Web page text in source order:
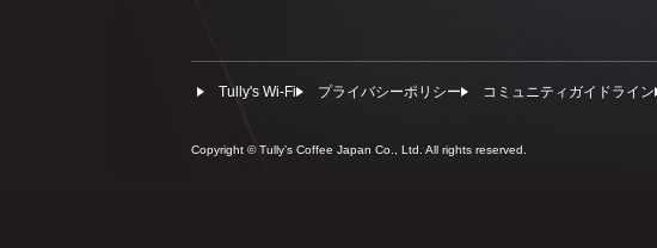
Tully's Wi-Fi プライバシーポリシー コミュニティガイドライン
Copyright © Tullyʼs Coffee Japan Co., Ltd. All rights reserved.